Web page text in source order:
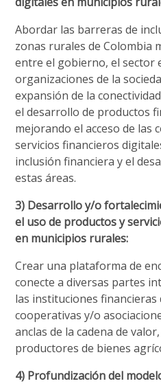
Abordar las barreras de
zonas rurales de Colombia
entre el gobierno, el sector
organizaciones de la
expansión de la
el desarrollo de productos
mejorando el acceso de las
servicios financieros
inclusión financiera y el
estas áreas.
3) Desarrollo y/o
el uso de productos y
en municipios rurales:
Crear una plataforma de
conecte a diversas partes
las instituciones financieras
cooperativas y/o
anclas de la cadena de
productores de bienes
4) Profundización del